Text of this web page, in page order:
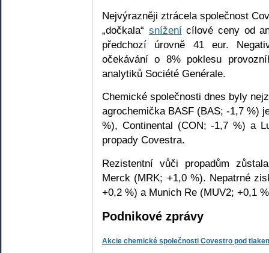
Nejvýrazněji ztrácela společnost
„dočkala“ sníženícílové ceny od
předchozí úrovně 41 eur.
očekávání o 8% poklesu
analytiků Société Genérale.
Chemické společnosti dnes byly
agrochemička BASF (BAS; -1,7 %)
%), Continental (CON; -1,7 %) a
propady Covestra.
Rezistentní vůči propadům
Merck (MRK; +1,0 %). Nepatrné
+0,2 %) a Munich Re (MUV2; +0,1
Podnikové zprávy
Akcie chemické společnosti Covestro pod